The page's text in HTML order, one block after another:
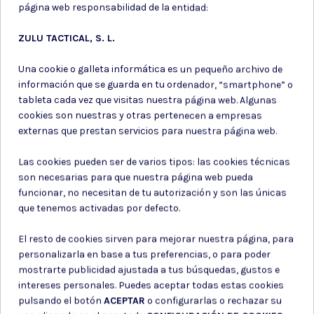
Utiles de
supervivencia
4,20 €
Spray de defensa
SPRAY PIMIENTA DEFENSA
24,20 €
Suscríbete a nuestro boletín
página web responsabilidad de la entidad:
ZULU TACTICAL, S. L.
Una cookie o galleta informática es un pequeño archivo de
información que se guarda en tu ordenador, “smartphone” o
tableta cada vez que visitas nuestra página web. Algunas
cookies son nuestras y otras pertenecen a empresas
externas que prestan servicios para nuestra página web.
Las cookies pueden ser de varios tipos: las cookies técnicas
son necesarias para que nuestra página web pueda
funcionar, no necesitan de tu autorización y son las únicas
que tenemos activadas por defecto.
El resto de cookies sirven para mejorar nuestra página, para
personalizarla en base a tus preferencias, o para poder
mostrarte publicidad ajustada a tus búsquedas, gustos e
intereses personales. Puedes aceptar todas estas cookies
pulsando el botón ACEPTAR o configurarlas o rechazar su